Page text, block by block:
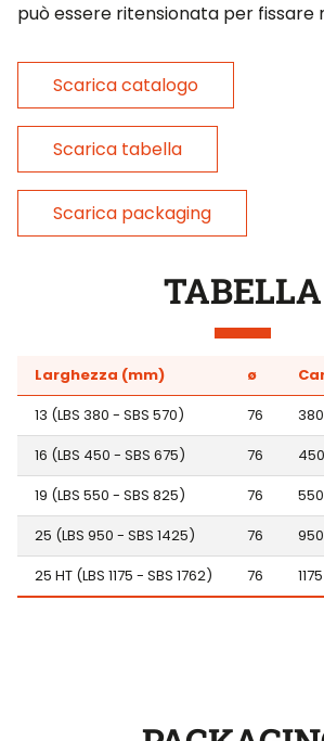
può essere ritensionata per fissare
Scarica catalogo
Scarica tabella
Scarica packaging
TABELLA
Larghezza (mm) ø
13 (LBS 380 - SBS 570)
76 380
16 (LBS 450 - SBS 675)
76 450
19 (LBS 550 - SBS 825)
76 550
25 (LBS 950 - SBS 1425)
76 950
25 HT (LBS 1175 - SBS 1762)
76 1175